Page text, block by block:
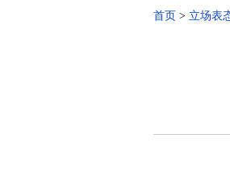
首页 > 立场表